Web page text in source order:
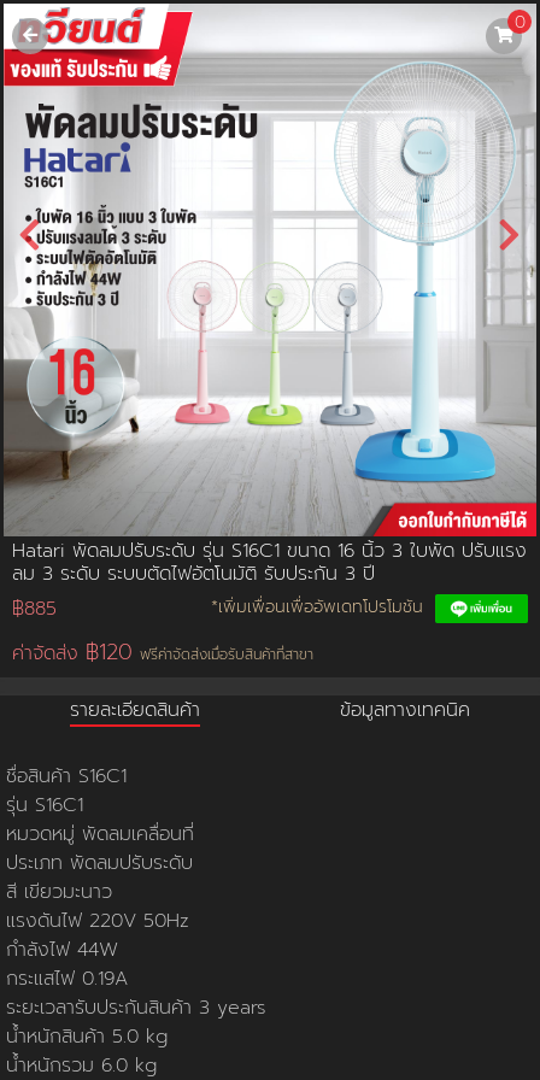
0
Hatari พัดลมปรับระดับ รุ่น S16C1 ขนาด 16 นิ้ว 3 ใบพัด ปรับแรง
ลม 3 ระดับ ระบบตัดไฟอัตโนมัติ รับประกัน 3 ปี
฿885
*เพิ่มเพื่อนเพื่ออัพเดทโปรโมชัน
ค่าจัดส่ง ฿120 ฟรีค่าจัดส่งเมื่อรับสินค้าที่สาขา
รายละเอียดสินค้า ข้อมูลทางเทคนิค
username
password
LOGIN
สมัครสมาชิค ลืมรหัสผ่าน?
การซื้อของฉัน
🔥โปรโมชัน🔥
การชำระเงิน
ขั้นตอนการสั่งซื้อ
คณะกรรมการบริหาร
การคืนเงินและคืนสินค้า
ทวียนต์ 53 สาขา
ผลงานของเรา
สมัครงาน